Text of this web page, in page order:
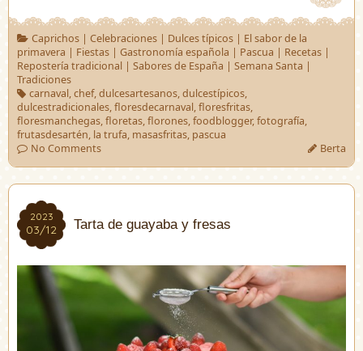
Caprichos| Celebraciones| Dulces típicos| El sabor de la
primavera | Fiestas | Gastronomía española | Pascua | Recetas |
Repostería tradicional | Sabores de España | Semana Santa |
Tradiciones
carnaval,chef,dulcesartesanos,dulcestípicos,
dulcestradicionales,floresdecarnaval,floresfritas,
floresmanchegas,floretas,florones,foodblogger,fotografía,
frutasdesartén, la trufa, masasfritas, pascua
No Comments
Berta
2023
03/12
2023
03/12 Tarta de guayaba y fresas